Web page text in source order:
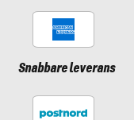
Snabbare leverans